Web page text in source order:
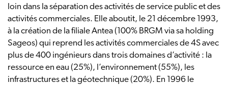
loin dans la séparation des activités de service public et des
activités commerciales. Elle aboutit, le 21 décembre 1993,
à la création de la filiale Antea (100% BRGM via sa holding
Sageos) qui reprend les activités commerciales de 4S avec
plus de 400 ingénieurs dans trois domaines d’activité : la
ressource en eau (25%), l’environnement (55%), les
infrastructures et la géotechnique (20%). En 1996 le